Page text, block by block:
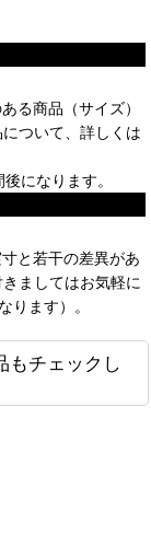
る商品（サイズ）
ついて、詳しくは
になります。
と若干の差異があ
ましてはお気軽に
ります）。
もチェックし